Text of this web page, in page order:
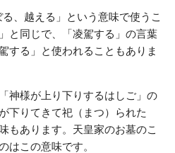
、越える」という意味で使うこ
」と同じで、「凌駕する」の言葉
する」と使われることもありま
神様が上り下りするはしご」の
下りてきて祀（まつ）られた
もあります。天皇家のお墓のこ
はこの意味です。